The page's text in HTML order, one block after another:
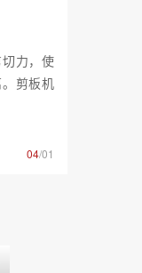
力，使
剪板机
04/01